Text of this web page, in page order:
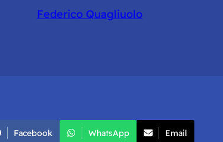
Federico Quagliuolo
Facebook WhatsApp Email